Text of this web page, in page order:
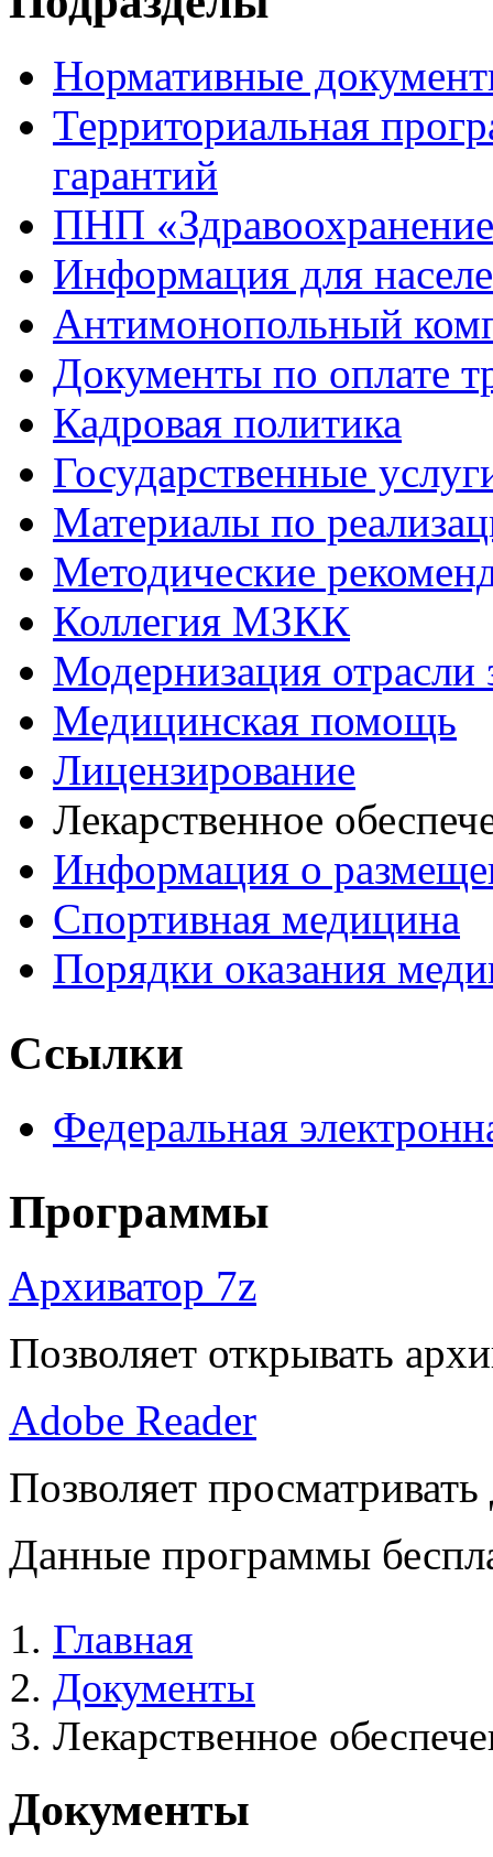
Нормативные
Территориальная
гарантий
ПНП
Информация для
Антимонопольный
Документы по оплате
Кадровая политика
Государственные
Материалы по
Методические
Коллегия МЗКК
Модернизация отрасли
Медицинская помощь
Лицензирование
Лекарственное
Информация о
Спортивная медицина
Порядки оказания
Ссылки
Федеральная
Программы
Архиватор 7z
Позволяет открывать
Adobe Reader
Позволяет
Данные программы
Главная
Документы
Лекарственное
Документы